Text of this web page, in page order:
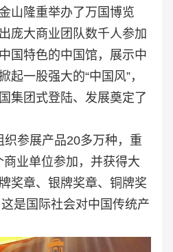
山隆重举办了万国博览
庞大商业团队数千人参加
国特色的中国馆，展示中
起一股强大的“中国风”，
集团式登陆、发展奠定了
参展产品20多万种，重
业单位参加，并获得大
奖章、银牌奖章、铜牌奖
是国际社会对中国传统产